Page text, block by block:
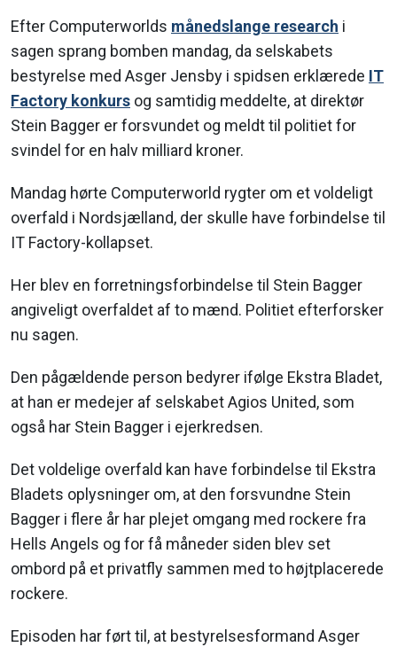
Efter Computerworlds månedslange research i
sagen sprang bomben mandag, da selskabets
bestyrelse med Asger Jensby i spidsen erklærede IT
Factory konkurs og samtidig meddelte, at direktør
Stein Bagger er forsvundet og meldt til politiet for
svindel for en halv milliard kroner.
Mandag hørte Computerworld rygter om et voldeligt
overfald i Nordsjælland, der skulle have forbindelse til
IT Factory-kollapset.
Her blev en forretningsforbindelse til Stein Bagger
angiveligt overfaldet af to mænd. Politiet efterforsker
nu sagen.
Den pågældende person bedyrer ifølge Ekstra Bladet,
at han er medejer af selskabet Agios United, som
også har Stein Bagger i ejerkredsen.
Det voldelige overfald kan have forbindelse til Ekstra
Bladets oplysninger om, at den forsvundne Stein
Bagger i flere år har plejet omgang med rockere fra
Hells Angels og for få måneder siden blev set
ombord på et privatfly sammen med to højtplacerede
rockere.
Episoden har ført til, at bestyrelsesformand Asger